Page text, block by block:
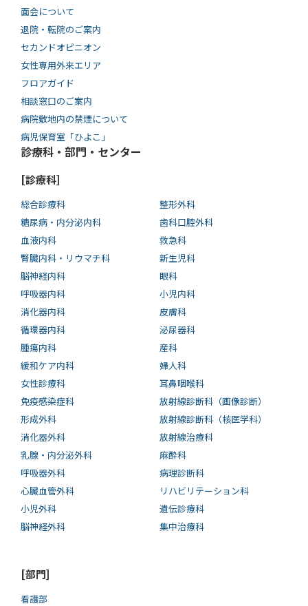
面会について
退院・転院のご案内
セカンドオピニオン
女性専用外来エリア
フロアガイド
相談窓口のご案内
病院敷地内の禁煙について
病児保育室「ひよこ」
診療科・部門・センター
[診療科]
総合診療科
糖尿病・内分泌内科
血液内科
腎臓内科・リウマチ科
脳神経内科
呼吸器内科
消化器内科
循環器内科
腫瘍内科
緩和ケア内科
女性診療科
免疫感染症科
形成外科
消化器外科
乳腺・内分泌外科
呼吸器外科
心臓血管外科
小児外科
脳神経外科
整形外科
歯科口腔外科
救急科
新生児科
眼科
小児内科
皮膚科
泌尿器科
産科
婦人科
耳鼻咽喉科
放射線診断科（画像診断）
放射線診断科（核医学科）
放射線治療科
麻酔科
病理診断科
リハビリテーション科
遺伝診療科
集中治療科
[部門]
看護部